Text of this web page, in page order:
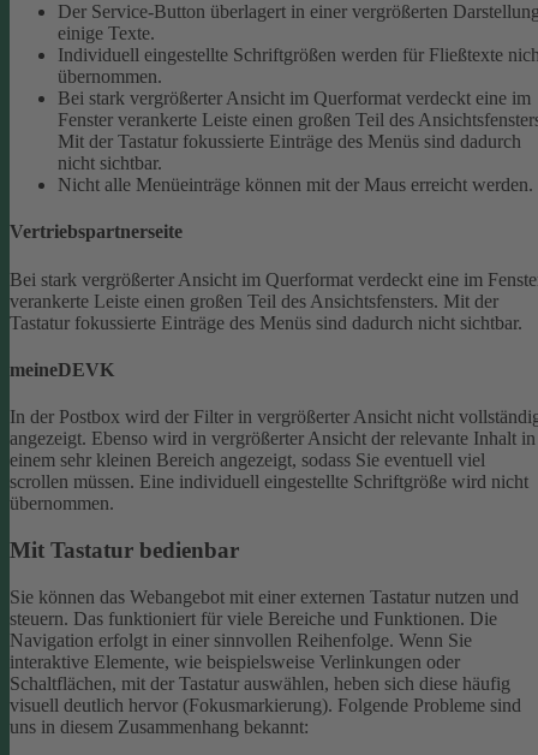
Der Service-Button überlagert in einer vergrößerten
einige Texte.
Individuell eingestellte Schriftgrößen werden für Fließtexte
übernommen.
Bei stark vergrößerter Ansicht im Querformat verdeckt eine im
Fenster verankerte Leiste einen großen Teil des
Mit der Tastatur fokussierte Einträge des Menüs sind dadurch
nicht sichtbar.
Nicht alle Menüeinträge können mit der Maus erreicht werden.
Vertriebspartnerseite
Bei stark vergrößerter Ansicht im Querformat verdeckt eine im
verankerte Leiste einen großen Teil des Ansichtsfensters. Mit der
Tastatur fokussierte Einträge des Menüs sind dadurch nicht sichtbar.
meineDEVK
In der Postbox wird der Filter in vergrößerter Ansicht nicht
angezeigt. Ebenso wird in vergrößerter Ansicht der relevante Inhalt in
einem sehr kleinen Bereich angezeigt, sodass Sie eventuell viel
scrollen müssen. Eine individuell eingestellte Schriftgröße wird nicht
übernommen.
Mit Tastatur bedienbar
Sie können das Webangebot mit einer externen Tastatur nutzen und
steuern. Das funktioniert für viele Bereiche und Funktionen. Die
Navigation erfolgt in einer sinnvollen Reihenfolge. Wenn Sie
interaktive Elemente, wie beispielsweise Verlinkungen oder
Schaltflächen, mit der Tastatur auswählen, heben sich diese häufig
visuell deutlich hervor (Fokusmarkierung). Folgende Probleme sind
uns in diesem Zusammenhang bekannt: